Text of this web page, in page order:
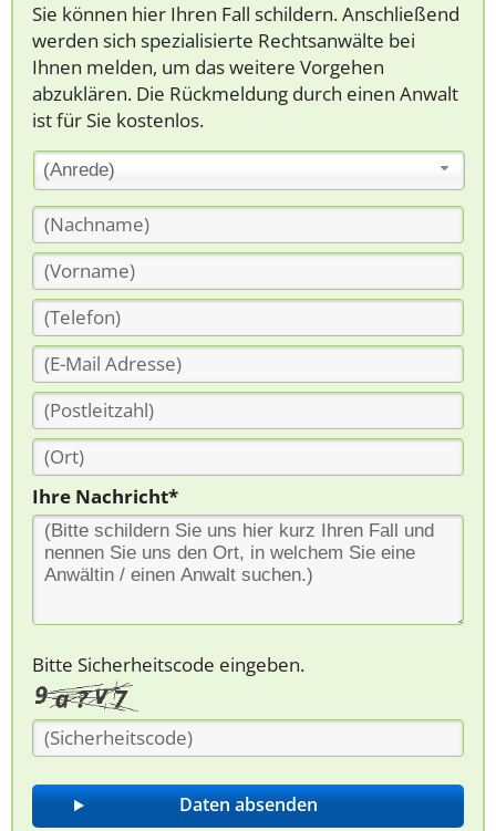
Sie können hier Ihren Fall schildern. Anschließend
werden sich spezialisierte Rechtsanwälte bei
Ihnen melden, um das weitere Vorgehen
abzuklären. Die Rückmeldung durch einen Anwalt
ist für Sie kostenlos.
(Anrede)
Ihre Nachricht*
Bitte Sicherheitscode eingeben.